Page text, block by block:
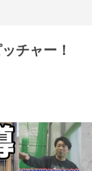
チャー！